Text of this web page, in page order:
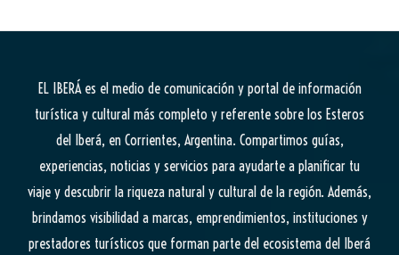
EL IBERÁes el medio de comunicación y portal de información
turística y cultural más completo y referente sobre los Esteros
del Iberá, en Corrientes, Argentina. Compartimos guías,
experiencias, noticias y servicios para ayudarte a planificar tu
viaje y descubrir la riqueza natural y cultural de la región. Además,
brindamos visibilidad a marcas, emprendimientos, instituciones y
prestadores turísticos que forman parte del ecosistema del Iberá